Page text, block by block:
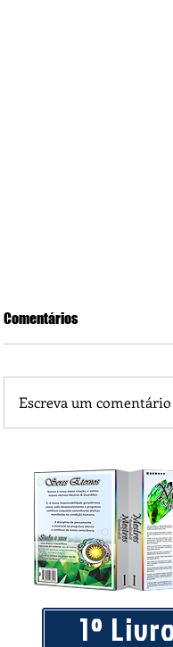
Praça 04 de Julho
livre
Comentários
Escreva um comentário
1º